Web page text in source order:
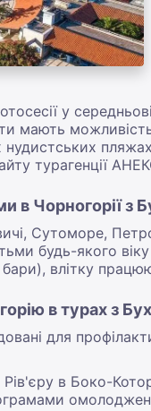
у
мають
нудистських
турагенції
в Чорногорії з
Сутоморе,
будь-якого
влітку
в турах з
для
в Боко-